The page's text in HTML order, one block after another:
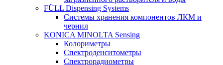
FÜLL Dispensing Systems
Системы хранения компонентов ЛКМ и
чернил
KONICA MINOLTA Sensing
Колориметры
Спектроденситометры
Спектрорадиометры